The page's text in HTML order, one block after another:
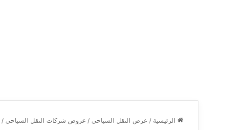
الرئيسية / عرض النقل السياحي / عروض شركات النقل السياحي /